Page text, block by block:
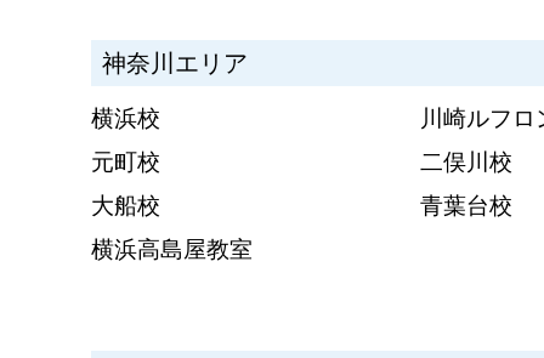
神奈川エリア
横浜校
川崎ルフロ
元町校
二俣川校
大船校
青葉台校
横浜高島屋教室